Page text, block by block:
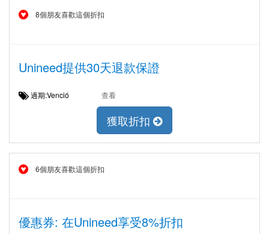
8個朋友喜歡這個折扣
Unineed提供30天退款保證
過期:Venció 查看
獲取折扣
6個朋友喜歡這個折扣
優惠券: 在Unineed享受8%折扣